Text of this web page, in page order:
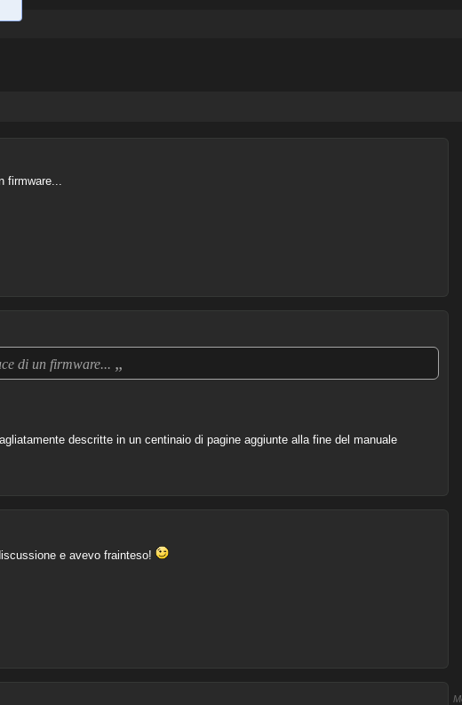
di un firmware... „
descritte in un centinaio di pagine aggiunte alla fine del manuale
e avevo frainteso!